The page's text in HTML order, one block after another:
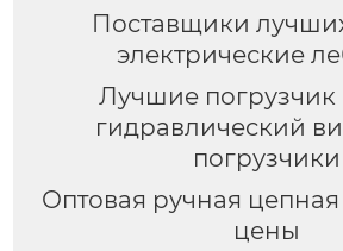
Поставщики
электрические
Лучшие погрузчик
гидравлический
погрузчики
Оптовая ручная цепная
цены